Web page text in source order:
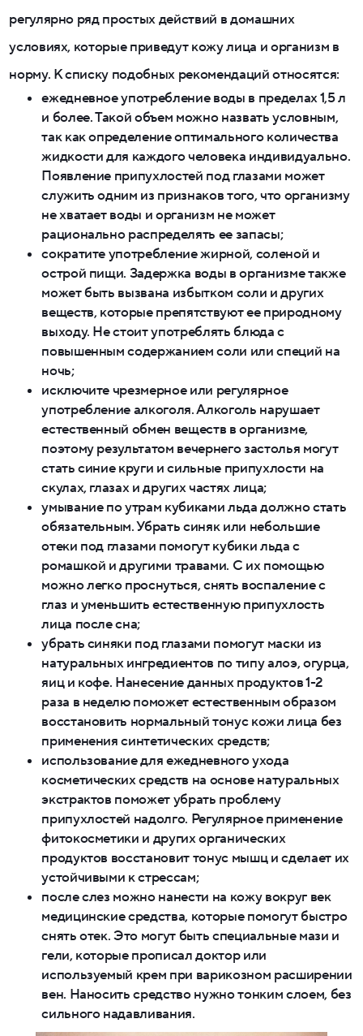
регулярно ряд простых действий в домашних
условиях, которые приведут кожу лица и организм в
норму. К списку подобных рекомендаций относятся:
ежедневное употребление воды в пределах 1,5 л
и более. Такой объем можно назвать условным,
так как определение оптимального количества
жидкости для каждого человека индивидуально.
Появление припухлостей под глазами может
служить одним из признаков того, что организму
не хватает воды и организм не может
рационально распределять ее запасы;
сократите употребление жирной, соленой и
острой пищи. Задержка воды в организме также
может быть вызвана избытком соли и других
веществ, которые препятствуют ее природному
выходу. Не стоит употреблять блюда с
повышенным содержанием соли или специй на
ночь;
исключите чрезмерное или регулярное
употребление алкоголя. Алкоголь нарушает
естественный обмен веществ в организме,
поэтому результатом вечернего застолья могут
стать синие круги и сильные припухлости на
скулах, глазах и других частях лица;
умывание по утрам кубиками льда должно стать
обязательным. Убрать синяк или небольшие
отеки под глазами помогут кубики льда с
ромашкой и другими травами. С их помощью
можно легко проснуться, снять воспаление с
глаз и уменьшить естественную припухлость
лица после сна;
убрать синяки под глазами помогут маски из
натуральных ингредиентов по типу алоэ, огурца,
яиц и кофе. Нанесение данных продуктов 1-2
раза в неделю поможет естественным образом
восстановить нормальный тонус кожи лица без
применения синтетических средств;
использование для ежедневного ухода
косметических средств на основе натуральных
экстрактов поможет убрать проблему
припухлостей надолго. Регулярное применение
фитокосметики и других органических
продуктов восстановит тонус мышц и сделает их
устойчивыми к стрессам;
после слез можно нанести на кожу вокруг век
медицинские средства, которые помогут быстро
снять отек. Это могут быть специальные мази и
гели, которые прописал доктор или
используемый крем при варикозном расширении
вен. Наносить средство нужно тонким слоем, без
сильного надавливания.